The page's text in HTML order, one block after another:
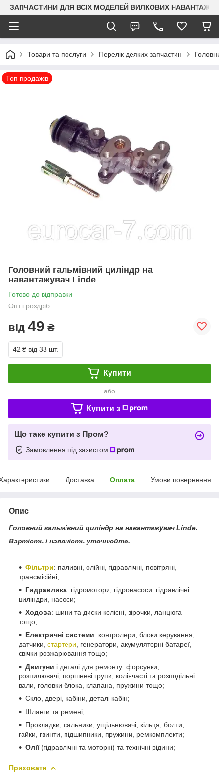
ЗАПЧАСТИНИ ДЛЯ ВСІХ МОДЕЛЕЙ ВИЛКОВИХ
Товари та послуги Перелік деяких запчастин
Топ продажів
Головний гальмівний циліндр на
навантажувач Linde
Готово до відправки
Опт і роздріб
від 49 ₴
42 ₴ від 33 шт.
Купити
або
Купити з
Що таке купити з Пром?
Замовлення під захистом
Доставка Оплата Умови повернення
Опис
Головний гальмівний циліндр на навантажувач Linde.
Вартість і наявність уточнюйте.
Фільтри: паливні, олійні, гідравлічні, повітряні,
трансмісійні;
Гидравлика: гідромотори, гідронасоси, гідравлічні
циліндри, насоси;
Ходова: шини та диски колісні, зірочки, ланцюга
тощо;
Електричні системи: контролери, блоки керування,
датчики, стартери , генератори, акумуляторні батареї,
свічки розжарювання тощо;
Двигуни і деталі для ремонту: форсунки,
розпилювачі, поршневі групи, колінчасті та розподільні
вали, головки блока, клапана, пружини тощо;
Скло, двері, кабіни, деталі кабін;
Шланги та ремені;
Прокладки, сальники, ущільнювачі, кільця, болти,
гайки, гвинти, підшипники, пружини, ремкомплекти;
Олії(гідравлічні та моторні) та технічні рідини;
Приховати